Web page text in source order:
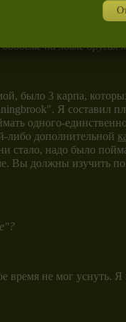
на ловле других
было 3 карпа,
Я составил
одного-
либо дополнительной
надо было
Вы должны изучить
время не мог уснуть.